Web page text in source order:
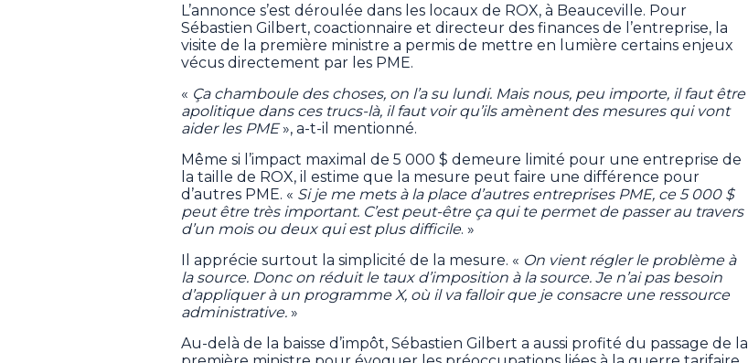
L’annonce s’est déroulée dans les locaux de ROX, à Beauceville. Pour
Sébastien Gilbert, coactionnaire et directeur des finances de l’entreprise, la
visite de la première ministre a permis de mettre en lumière certains enjeux
vécus directement par les PME.
« Ça chamboule des choses, on l’a su lundi. Mais nous, peu importe, il faut être
apolitique dans ces trucs-là, il faut voir qu’ils amènent des mesures qui vont
aider les PME», a-t-il mentionné.
Même si l’impact maximal de 5 000 $ demeure limité pour une entreprise de
la taille de ROX, il estime que la mesure peut faire une différence pour
d’autres PME. « Si je me mets à la place d’autres entreprises PME, ce 5 000 $
peut être très important. C’est peut-être ça qui te permet de passer au travers
d’un mois ou deux qui est plus difficile. »
Il apprécie surtout la simplicité de la mesure. « On vient régler le problème à
la source. Donc on réduit le taux d’imposition à la source. Je n’ai pas besoin
d’appliquer à un programme X, où il va falloir que je consacre une ressource
administrative. »
Au-delà de la baisse d’impôt, Sébastien Gilbert a aussi profité du passage de la